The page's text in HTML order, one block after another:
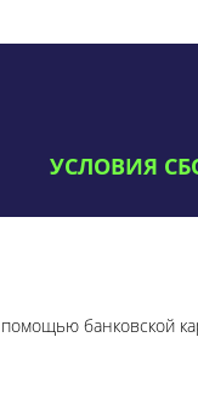
УСЛОВИЯ
банковской